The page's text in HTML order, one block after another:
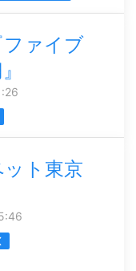
ァイブ
ト東京